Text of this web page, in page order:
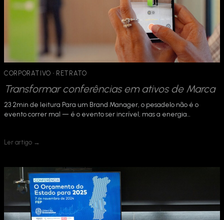
CORPORATIVO · RETRATO
Transformar conferências em ativos de Marca
23 2min de leitura Para um Brand Manager, o pesadelo não é o
evento correr mal — é o evento ser incrível, mas a energia…
Ler artigo →